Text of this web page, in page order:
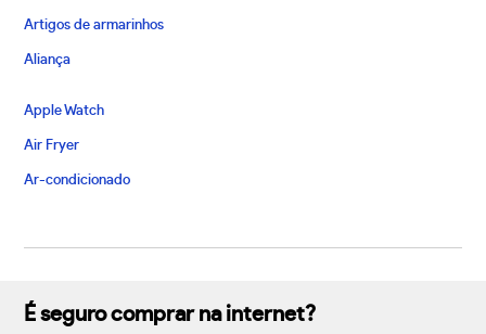
Artigos de armarinhos
Aliança
Apple Watch
Air Fryer
Ar-condicionado
É seguro comprar na internet?